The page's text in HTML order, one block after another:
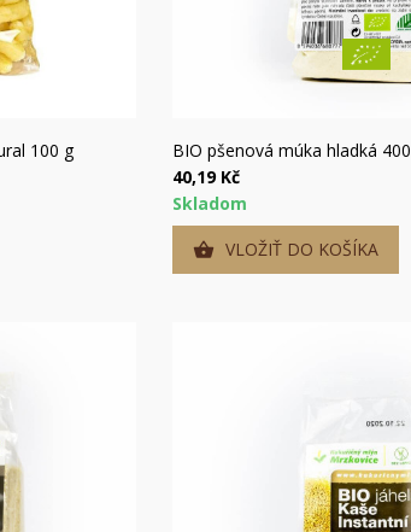
100 g
Rýchly
BIO pšenová múka hladká
40,19 Kč
Skladom
 VLOŽIŤ DO KOŠÍKA